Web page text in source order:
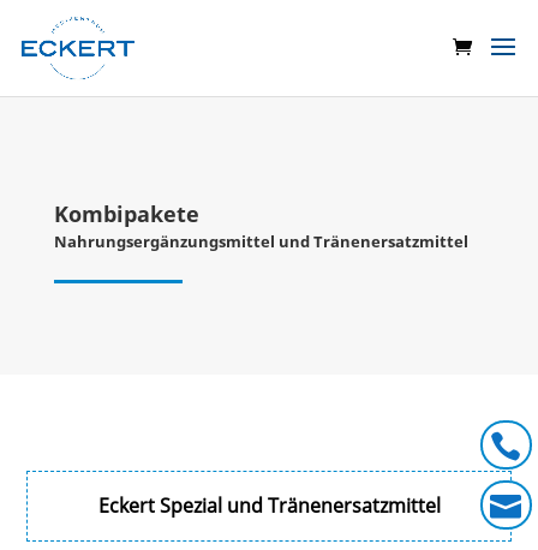
Kombipakete
Nahrungsergänzungsmittel und Tränenersatzmittel
Eckert Spezial und Tränenersatzmittel

